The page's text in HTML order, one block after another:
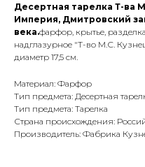
Десертная тарелка Т-ва
Империя, Дмитровский
века.фарфор, крытье,
надглазурное "Т-во М.С.
диаметр 17,5 см.
Материал: Фарфор
Тип предмета: Десертная
Тип предмета: Тарелка
Страна происхождения:
Производитель: Фабрика